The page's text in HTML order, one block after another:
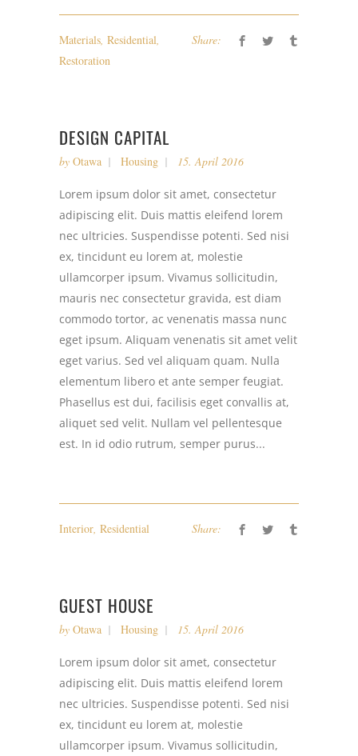
Materials, Residential,
Restoration
Share:
DESIGN CAPITAL
by Otawa Housing 15. April 2016
Lorem ipsum dolor sit amet, consectetur
adipiscing elit. Duis mattis eleifend lorem
nec ultricies. Suspendisse potenti. Sed nisi
ex, tincidunt eu lorem at, molestie
ullamcorper ipsum. Vivamus sollicitudin,
mauris nec consectetur gravida, est diam
commodo tortor, ac venenatis massa nunc
eget ipsum. Aliquam venenatis sit amet velit
eget varius. Sed vel aliquam quam. Nulla
elementum libero et ante semper feugiat.
Phasellus est dui, facilisis eget convallis at,
aliquet sed velit. Nullam vel pellentesque
est. In id odio rutrum, semper purus...
Interior, Residential Share:
GUEST HOUSE
by Otawa Housing 15. April 2016
Lorem ipsum dolor sit amet, consectetur
adipiscing elit. Duis mattis eleifend lorem
nec ultricies. Suspendisse potenti. Sed nisi
ex, tincidunt eu lorem at, molestie
ullamcorper ipsum. Vivamus sollicitudin,